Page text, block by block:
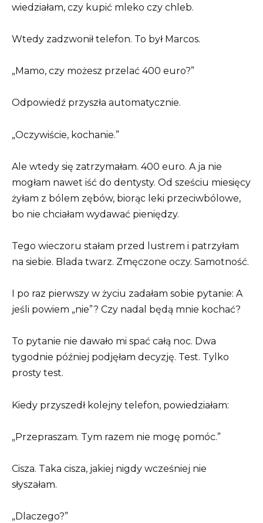
wiedziałam, czy kupić mleko czy chleb.
Wtedy zadzwonił telefon. To był Marcos.
„Mamo, czy możesz przelać 400 euro?”
Odpowiedź przyszła automatycznie.
„Oczywiście, kochanie.”
Ale wtedy się zatrzymałam. 400 euro. A ja nie
mogłam nawet iść do dentysty. Od sześciu miesięcy
żyłam z bólem zębów, biorąc leki przeciwbólowe,
bo nie chciałam wydawać pieniędzy.
Tego wieczoru stałam przed lustrem i patrzyłam
na siebie. Blada twarz. Zmęczone oczy. Samotność.
I po raz pierwszy w życiu zadałam sobie pytanie: A
jeśli powiem „nie”? Czy nadal będą mnie kochać?
To pytanie nie dawało mi spać całą noc. Dwa
tygodnie później podjęłam decyzję. Test. Tylko
prosty test.
Kiedy przyszedł kolejny telefon, powiedziałam:
„Przepraszam. Tym razem nie mogę pomóc.”
Cisza. Taka cisza, jakiej nigdy wcześniej nie
słyszałam.
„Dlaczego?”